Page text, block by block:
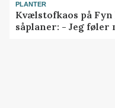
PLANTER
Kvælstofkaos på
såplaner: - Jeg føler